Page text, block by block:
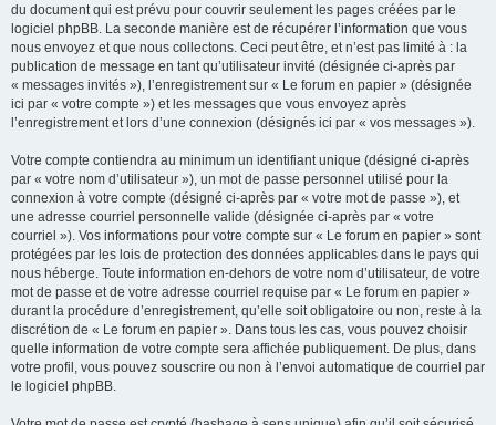
du document qui est prévu pour couvrir seulement les pages créées par le
logiciel phpBB. La seconde manière est de récupérer l’information que vous
nous envoyez et que nous collectons. Ceci peut être, et n’est pas limité à : la
publication de message en tant qu’utilisateur invité (désignée ci-après par
« messages invités »), l’enregistrement sur « Le forum en papier » (désignée
ici par « votre compte ») et les messages que vous envoyez après
l’enregistrement et lors d’une connexion (désignés ici par « vos messages »).
Votre compte contiendra au minimum un identifiant unique (désigné ci-après
par « votre nom d’utilisateur »), un mot de passe personnel utilisé pour la
connexion à votre compte (désigné ci-après par « votre mot de passe »), et
une adresse courriel personnelle valide (désignée ci-après par « votre
courriel »). Vos informations pour votre compte sur « Le forum en papier » sont
protégées par les lois de protection des données applicables dans le pays qui
nous héberge. Toute information en-dehors de votre nom d’utilisateur, de votre
mot de passe et de votre adresse courriel requise par « Le forum en papier »
durant la procédure d’enregistrement, qu’elle soit obligatoire ou non, reste à la
discrétion de « Le forum en papier ». Dans tous les cas, vous pouvez choisir
quelle information de votre compte sera affichée publiquement. De plus, dans
votre profil, vous pouvez souscrire ou non à l’envoi automatique de courriel par
le logiciel phpBB.